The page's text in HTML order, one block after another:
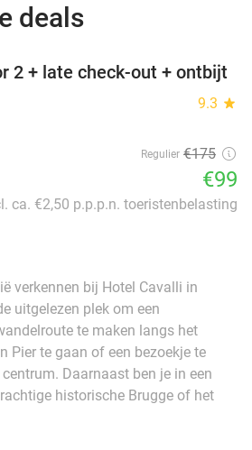
deals
2 + late check-out + ontbijt
9.3 star
Regulier €175
€99
ca. €2,50 p.p.p.n. toeristenbelasting
verkennen bij Hotel Cavalli in
uitgelezen plek om een
te maken langs het
Pier te gaan of een bezoekje te
Daarnaast ben je in een
historische Brugge of het